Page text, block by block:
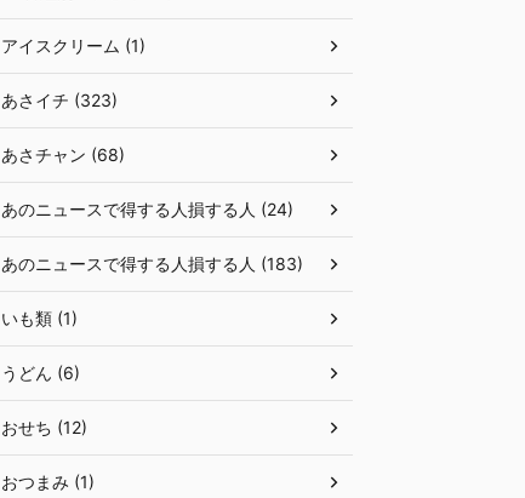
アイスクリーム (1)
あさイチ (323)
あさチャン (68)
あのニュースで得する人損する人 (24)
あのニュースで得する人損する人 (183)
いも類 (1)
うどん (6)
おせち (12)
おつまみ (1)